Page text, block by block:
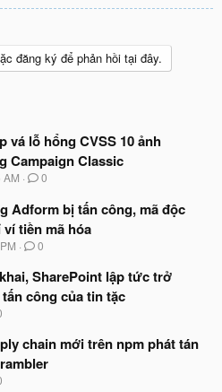
đăng ký để phản hồi tại đây.
vá lỗ hổng CVSS 10 ảnh
Campaign Classic
AM 0
Adform bị tấn công, mã độc
tiền mã hóa
0
SharePoint lập tức trở
công của tin tặc
chain mới trên npm phát tán